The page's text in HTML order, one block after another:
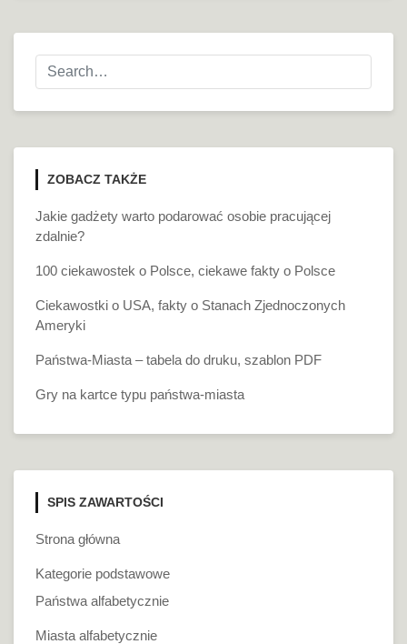
ZOBACZ TAKŻE
Jakie gadżety warto podarować osobie pracującej
zdalnie?
100 ciekawostek o Polsce, ciekawe fakty o Polsce
Ciekawostki o USA, fakty o Stanach Zjednoczonych
Ameryki
Państwa-Miasta – tabela do druku, szablon PDF
Gry na kartce typu państwa-miasta
SPIS ZAWARTOŚCI
Strona główna
Kategorie podstawowe
Państwa alfabetycznie
Miasta alfabetycznie